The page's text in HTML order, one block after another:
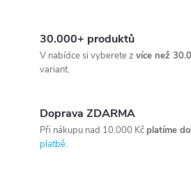
30.000+ produktů
V nabídce si vyberete z více než
variant.
Doprava ZDARMA
Při nákupu nad 10.000 Kčplatíme
platbě.